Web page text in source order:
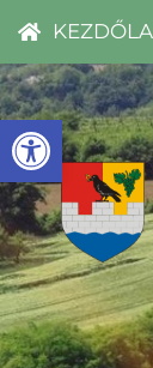
Eszköztár